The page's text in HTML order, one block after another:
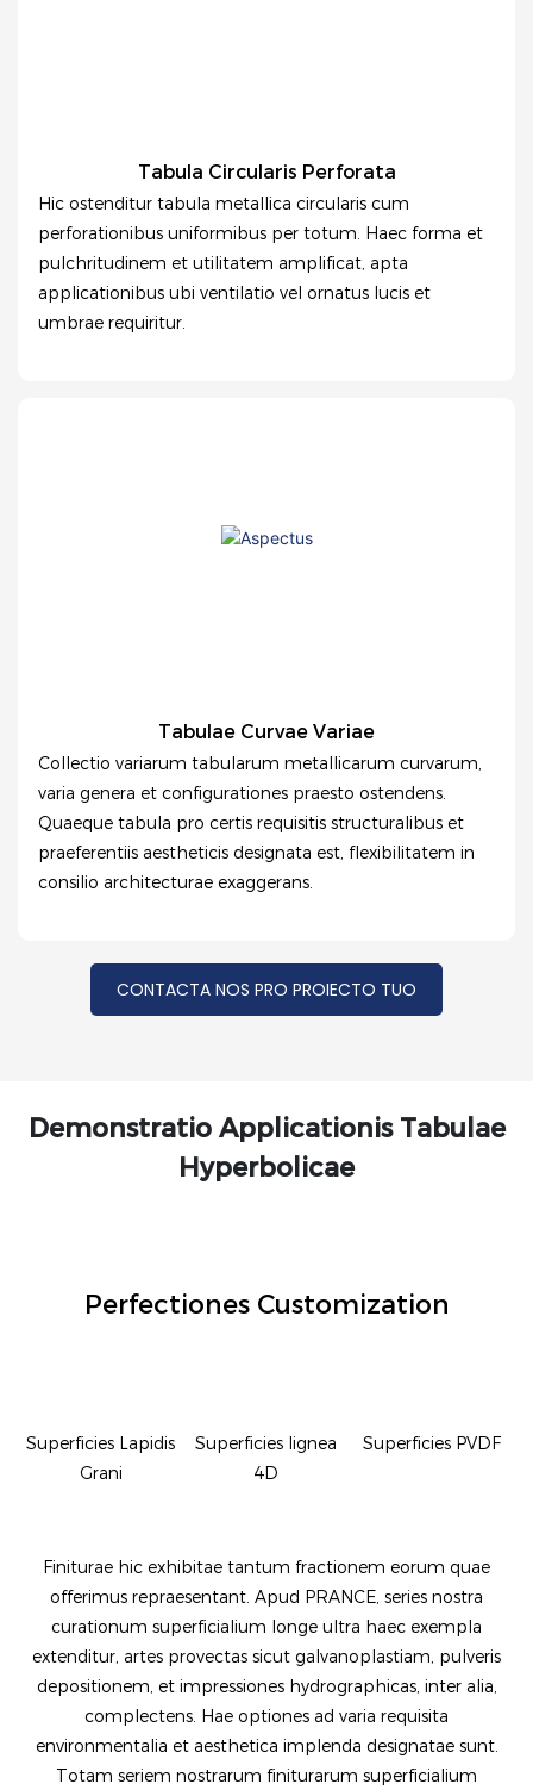
Tabula Circularis Perforata
Hic ostenditur tabula metallica circularis cum
perforationibus uniformibus per totum. Haec forma et
pulchritudinem et utilitatem amplificat, apta
applicationibus ubi ventilatio vel ornatus lucis et
umbrae requiritur.
Tabulae Curvae Variae
Collectio variarum tabularum metallicarum curvarum,
varia genera et configurationes praesto ostendens.
Quaeque tabula pro certis requisitis structuralibus et
praeferentiis aestheticis designata est, flexibilitatem in
consilio architecturae exaggerans.
CONTACTA NOS PRO PROIECTO TUO
Demonstratio Applicationis Tabulae
Hyperbolicae
Perfectiones Customization
Superficies Lapidis
Grani
Superficies lignea
4D
Superficies PVDF
Finiturae hic exhibitae tantum fractionem eorum quae
offerimus repraesentant. Apud PRANCE, series nostra
curationum superficialium longe ultra haec exempla
extenditur, artes provectas sicut galvanoplastiam, pulveris
depositionem, et impressiones hydrographicas, inter alia,
complectens. Hae optiones ad varia requisita
environmentalia et aesthetica implenda designatae sunt.
Totam seriem nostrarum finiturarum superficialium